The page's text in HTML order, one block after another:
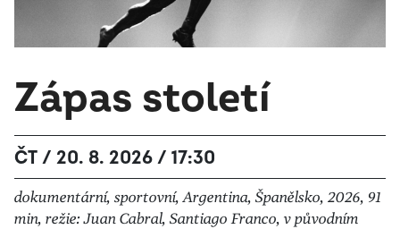
Zápas století
ČT / 20. 8. 2026 / 17:30
dokumentární, sportovní, Argentina, Španělsko, 2026, 91
min, režie: Juan Cabral, Santiago Franco, v původním